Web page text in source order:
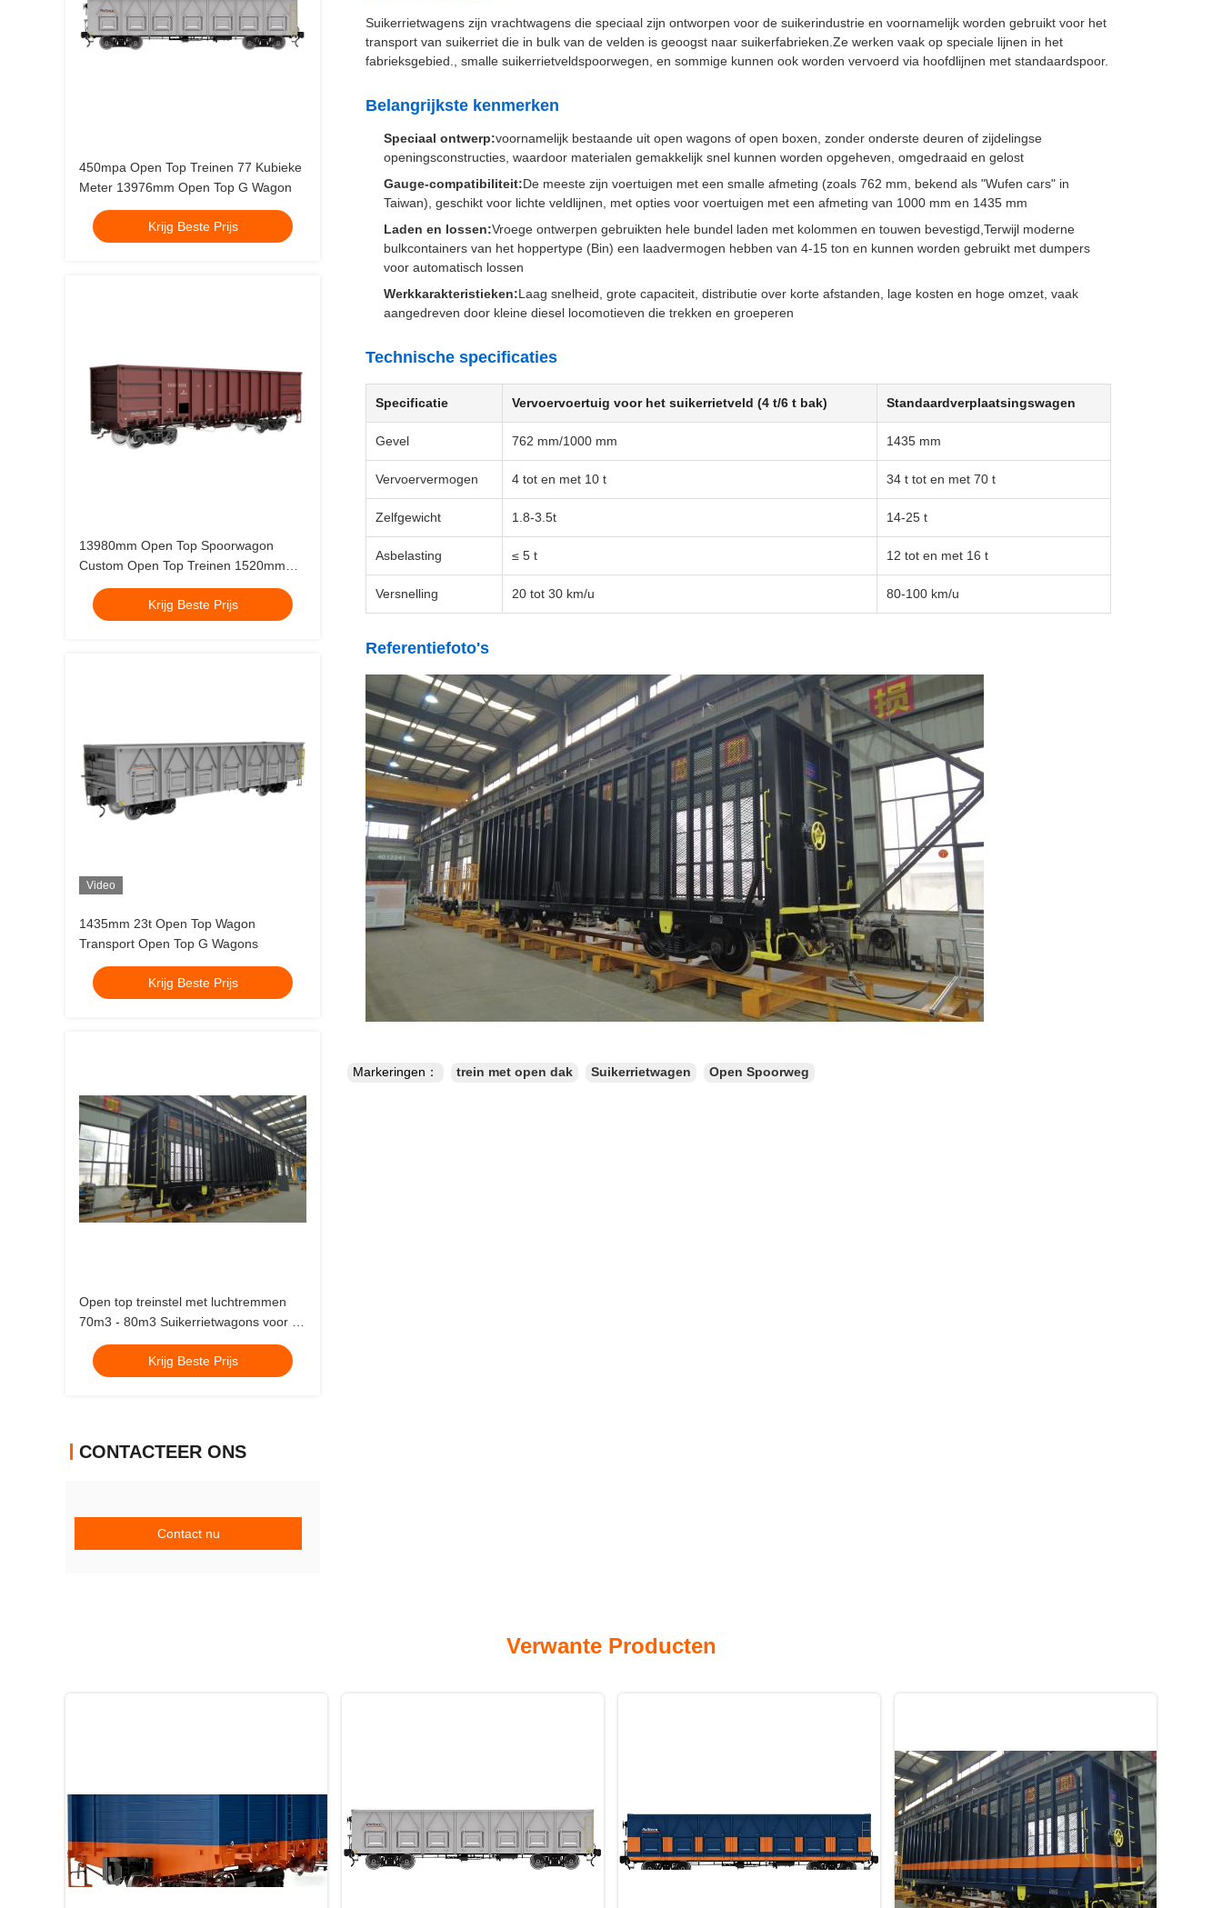
450mpa Open Top Treinen 77 Kubieke
Meter 13976mm Open Top G Wagon
Krijg Beste Prijs
13980mm Open Top Spoorwagon
Custom Open Top Treinen 1520mm
Gauge Bottom Ontlading
Krijg Beste Prijs
Video
1435mm 23t Open Top Wagon
Transport Open Top G Wagons
Krijg Beste Prijs
Open top treinstel met luchtremmen
70m3 - 80m3 Suikerrietwagons voor de
Suikerindustrie
Krijg Beste Prijs
CONTACTEER ONS
Contact nu
Suikerrietwagens zijn vrachtwagens die speciaal zijn ontworpen voor de suikerindustrie en voornamelijk worden gebruikt voor het
transport van suikerriet die in bulk van de velden is geoogst naar suikerfabrieken.Ze werken vaak op speciale lijnen in het
fabrieksgebied., smalle suikerrietveldspoorwegen, en sommige kunnen ook worden vervoerd via hoofdlijnen met standaardspoor.
Belangrijkste kenmerken
Speciaal ontwerp:voornamelijk bestaande uit open wagons of open boxen, zonder onderste deuren of zijdelingse
openingsconstructies, waardoor materialen gemakkelijk snel kunnen worden opgeheven, omgedraaid en gelost
Gauge-compatibiliteit:De meeste zijn voertuigen met een smalle afmeting (zoals 762 mm, bekend als "Wufen cars" in
Taiwan), geschikt voor lichte veldlijnen, met opties voor voertuigen met een afmeting van 1000 mm en 1435 mm
Laden en lossen:Vroege ontwerpen gebruikten hele bundel laden met kolommen en touwen bevestigd,Terwijl moderne
bulkcontainers van het hoppertype (Bin) een laadvermogen hebben van 4-15 ton en kunnen worden gebruikt met dumpers
voor automatisch lossen
Werkkarakteristieken:Laag snelheid, grote capaciteit, distributie over korte afstanden, lage kosten en hoge omzet, vaak
aangedreven door kleine diesel locomotieven die trekken en groeperen
Technische specificaties
Specificatie Vervoervoertuig voor het suikerrietveld (4 t/6 t bak) Standaardverplaatsingswagen
Gevel 762 mm/1000 mm 1435 mm
Vervoervermogen 4 tot en met 10 t 34 t tot en met 70 t
Zelfgewicht 1.8-3.5t 14-25 t
Asbelasting ≤ 5 t 12 tot en met 16 t
Versnelling 20 tot 30 km/u 80-100 km/u
Referentiefoto's
Markeringen： trein met open dak Suikerrietwagen Open Spoorweg
Verwante Producten